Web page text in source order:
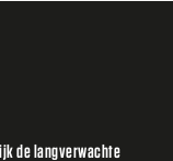
de langverwachte